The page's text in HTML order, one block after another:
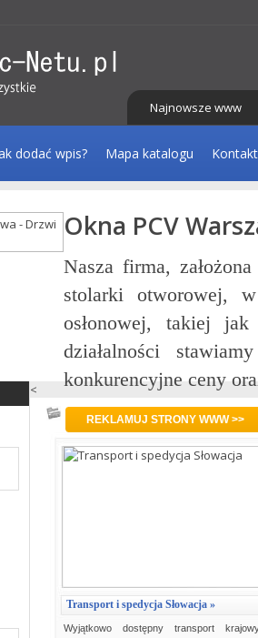
Najnowsze www
dodać wpis? Mapa katalogu Kontakt
i montażu
techniki
Od początku
realizacji,
<
Podkategoria: Transport
Transport i spedycja Słowacja »
Wyjątkowo dostępny transport